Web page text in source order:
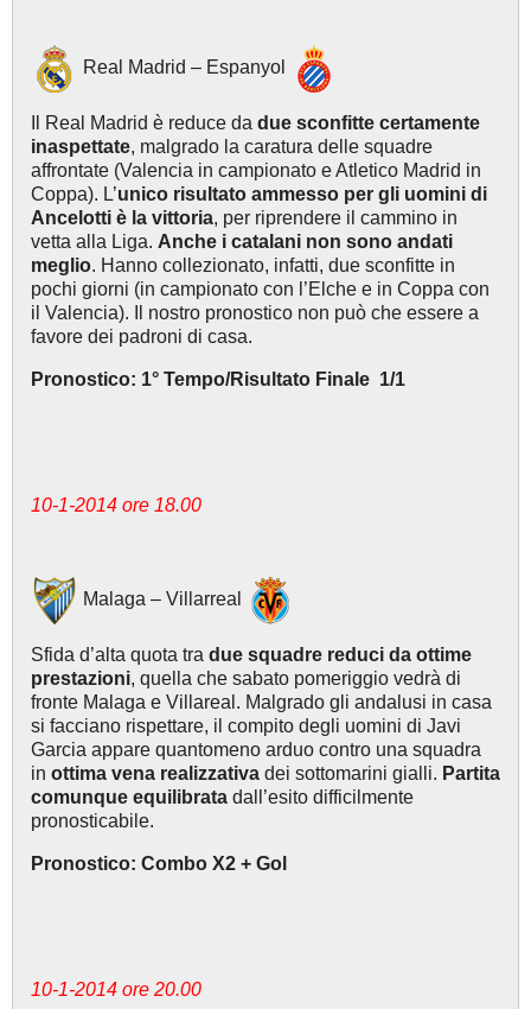
Real Madrid – Espanyol
Il Real Madrid è reduce da due sconfitte certamente
inaspettate, malgrado la caratura delle squadre
affrontate (Valencia in campionato e Atletico Madrid in
Coppa). L’unico risultato ammesso per gli uomini di
Ancelotti è la vittoria, per riprendere il cammino in
vetta alla Liga. Anche i catalani non sono andati
meglio. Hanno collezionato, infatti, due sconfitte in
pochi giorni (in campionato con l’Elche e in Coppa con
il Valencia). Il nostro pronostico non può che essere a
favore dei padroni di casa.
Pronostico: 1° Tempo/Risultato Finale 1/1
10-1-2014 ore 18.00
Malaga – Villarreal
Sfida d’alta quota tra due squadre reduci da ottime
prestazioni, quella che sabato pomeriggio vedrà di
fronte Malaga e Villareal. Malgrado gli andalusi in casa
si facciano rispettare, il compito degli uomini di Javi
Garcia appare quantomeno arduo contro una squadra
in ottima vena realizzativa dei sottomarini gialli. Partita
comunque equilibrata dall’esito difficilmente
pronosticabile.
Pronostico: Combo X2 + Gol
10-1-2014 ore 20.00